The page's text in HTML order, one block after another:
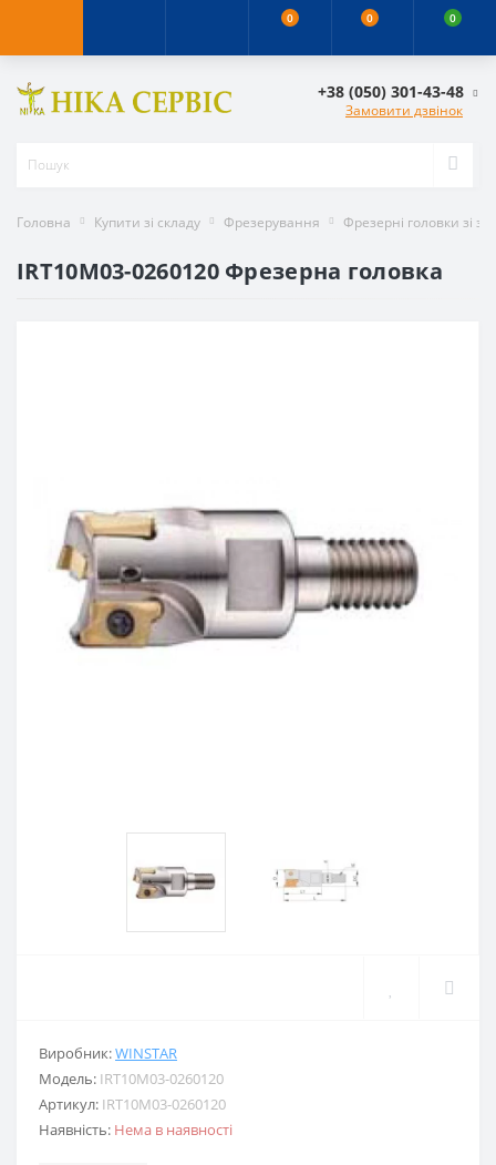
0 0 0
+38 (050) 301-43-48
Замовити дзвінок
Головна Купити зі складу Фрезерування Фрезерні головки зі
IRT10M03-0260120 Фрезерна головка
Виробник:WINSTAR
Модель: IRT10M03-0260120
Артикул: IRT10M03-0260120
Наявність: Нема в наявності